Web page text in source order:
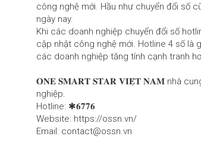
công nghệ mới. Hầu như chuyển đổi số
ngày nay.
Khi các doanh nghiệp chuyển đổi số
cập nhật công nghệ mới. Hotline 4 số là
các doanh nghiệp tăng tính cạnh tranh
𝐎𝐍𝐄 𝐒𝐌𝐀𝐑𝐓 𝐒𝐓𝐀𝐑 𝐕𝐈𝐄̣̂𝐓 𝐍𝐀𝐌 nhà cung
nghiệp.
Hotline: ✱𝟔𝟕𝟕𝟔
Website: https://ossn.vn/
Email: contact@ossn.vn